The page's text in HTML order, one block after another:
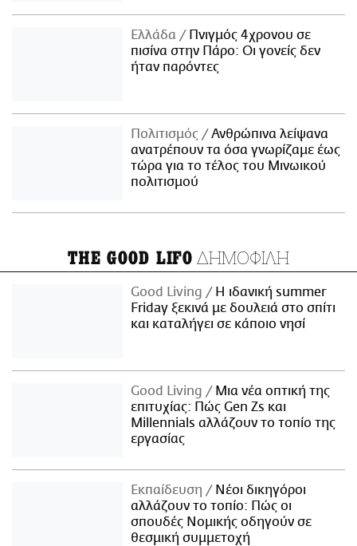
Ελλάδα
Πνιγμός 4χρονου σε
πισίνα στην Πάρο: Οι γονείς δεν
ήταν παρόντες
Πολιτισμός
Ανθρώπινα λείψανα
ανατρέπουν τα όσα γνωρίζαμε έως
τώρα για το τέλος του Μινωικού
πολιτισμού
THE GOOD LIFO ΔΗΜΟΦΙΛΗ
Good Living
Η ιδανική summer
Friday ξεκινά με δουλειά στο σπίτι
και καταλήγει σε κάποιο νησί
Good Living
Μια νέα οπτική της
επιτυχίας: Πώς Gen Zs και
Millennials αλλάζουν το τοπίο της
εργασίας
Εκπαίδευση
Νέοι δικηγόροι
αλλάζουν το τοπίο: Πώς οι
σπουδές Νομικής οδηγούν σε
θεσμική συμμετοχή